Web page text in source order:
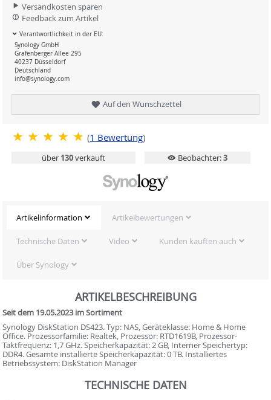
Versandkosten sparen
Feedback zum Artikel
Verantwortlichkeit in der EU:
Synology GmbH
Grafenberger Allee 295
40237 Düsseldorf
Deutschland
info@synology.com
Auf den Wunschzettel
(1 Bewertung)
über 130verkauft Beobachter:3
Artikelinformation Artikelbewertungen
Technische Daten Video Kunden kauften auch
Über Synology
ARTIKELBESCHREIBUNG
Seit dem 19.05.2023 im Sortiment
Synology DiskStation DS423. Typ: NAS, Geräteklasse: Home & Home
Office. Prozessorfamilie: Realtek, Prozessor: RTD1619B, Prozessor-
Taktfrequenz: 1,7 GHz. Speicherkapazität: 2 GB, Interner Speichertyp:
DDR4. Gesamte installierte Speicherkapazität: 0 TB. Installiertes
Betriebssystem: DiskStation Manager
TECHNISCHE DATEN